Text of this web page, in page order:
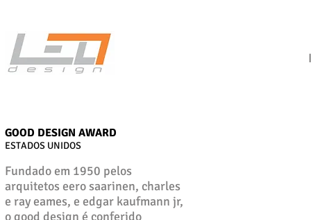
GOOD DESIGN AWARD
ESTADOS UNIDOS
Fundado em 1950 pelos
arquitetos eero saarinen, charles
e ray eames, e edgar kaufmann jr,
o good design é conferido